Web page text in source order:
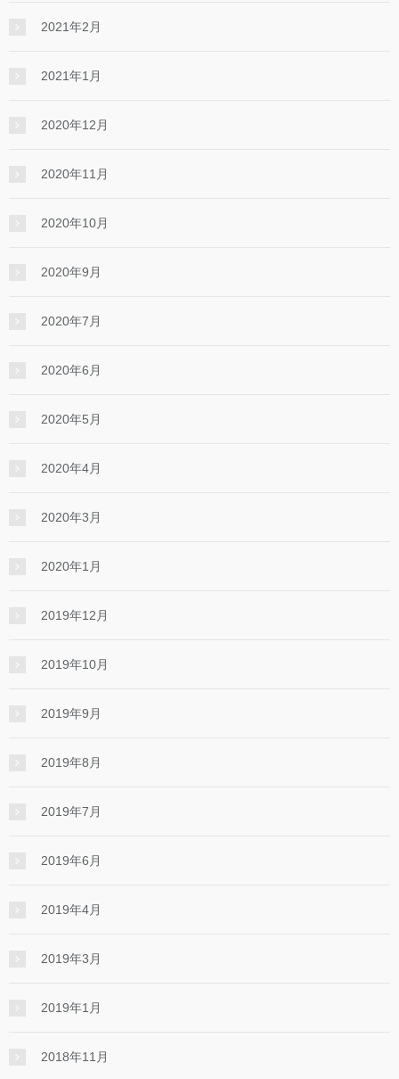
2021年2月
2021年1月
2020年12月
2020年11月
2020年10月
2020年9月
2020年7月
2020年6月
2020年5月
2020年4月
2020年3月
2020年1月
2019年12月
2019年10月
2019年9月
2019年8月
2019年7月
2019年6月
2019年4月
2019年3月
2019年1月
2018年11月